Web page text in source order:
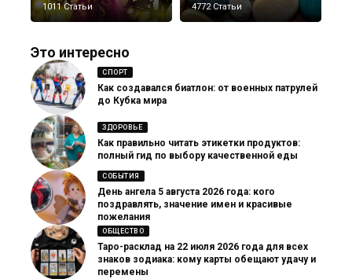
1011 Статьи 4772 Статьи
Это интересно
СПОРТ
Как создавался биатлон: от военных патрулей
до Кубка мира
ЗДОРОВЬЕ
Как правильно читать этикетки продуктов:
полный гид по выбору качественной еды
СОБЫТИЯ
День ангела 5 августа 2026 года: кого
поздравлять, значение имен и красивые
пожелания
ОБЩЕСТВО
Таро-расклад на 22 июля 2026 года для всех
знаков зодиака: кому карты обещают удачу и
перемены